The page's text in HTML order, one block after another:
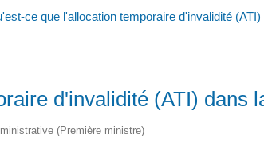
ce que l'allocation temporaire d'invalidité
d'invalidité (ATI) dans
(Première ministre)